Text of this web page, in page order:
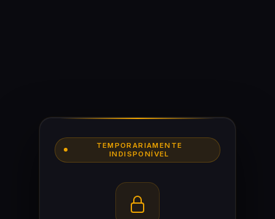
TEMPORARIAMENTE
INDISPONÍVEL